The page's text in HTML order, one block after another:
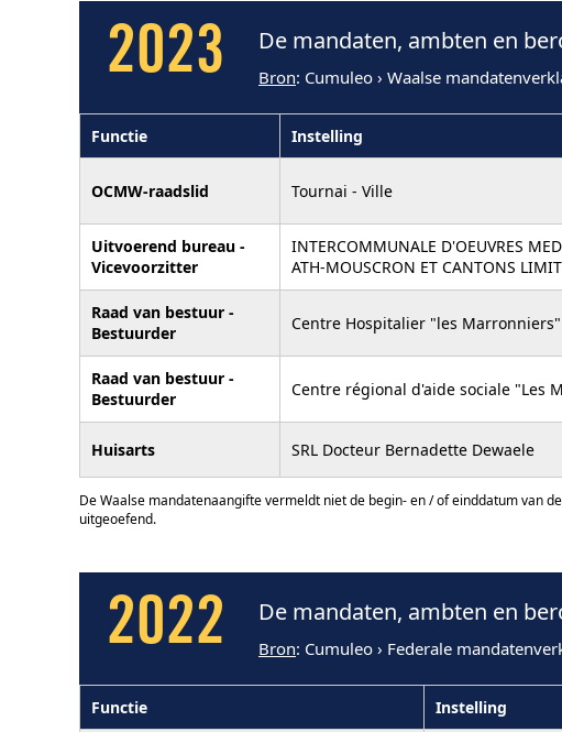
2023 De mandaten, ambten en
Bron: Cumuleo › Waalse
Functie Instelling
OCMW-raadslid Tournai - Ville
Uitvoerend bureau -
Vicevoorzitter
INTERCOMMUNALE D'OEUVRES
ATH-MOUSCRON ET CANTONS
Raad van bestuur -
Bestuurder
Centre Hospitalier "les Marronniers"
Raad van bestuur -
Bestuurder
Centre régional d'aide sociale "Les
Huisarts SRL Docteur Bernadette Dewaele
De Waalse mandatenaangifte vermeldt niet de begin- en / of einddatum van
uitgeoefend.
2022 De mandaten, ambten en
Bron: Cumuleo › Federale
Functie Instelling